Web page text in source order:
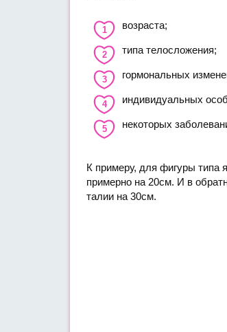
возраста;
типа телосложения;
гормональных
индивидуальных
некоторых
К примеру, для фигуры типа
примерно на 20см. И в
талии на 30см.